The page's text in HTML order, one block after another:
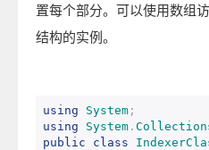
置每个部分。可以使用数组
结构的实例。
using System ;
using
System .
public
class